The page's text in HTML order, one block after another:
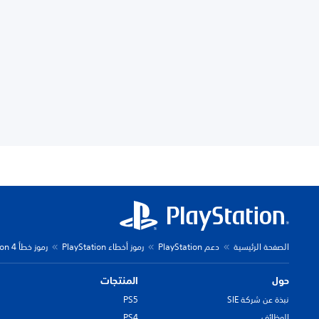
الصفحة الرئيسية دعم PlayStation رموز أخطاء PlayStation رموز خطأ PlayStation 4
حول
نبذة عن شركة SIE
المنتجات
PS5